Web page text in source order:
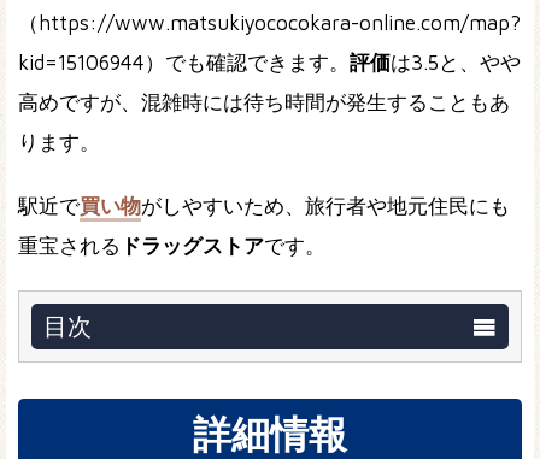
（https://www.matsukiyococokara-online.com/map?
kid=15106944）でも確認できます。 評価は3.5と、やや
高めですが、混雑時には待ち時間が発生することもあ
ります。
駅近で買い物がしやすいため、旅行者や地元住民にも
重宝される ドラッグストアです。
目次
詳細情報